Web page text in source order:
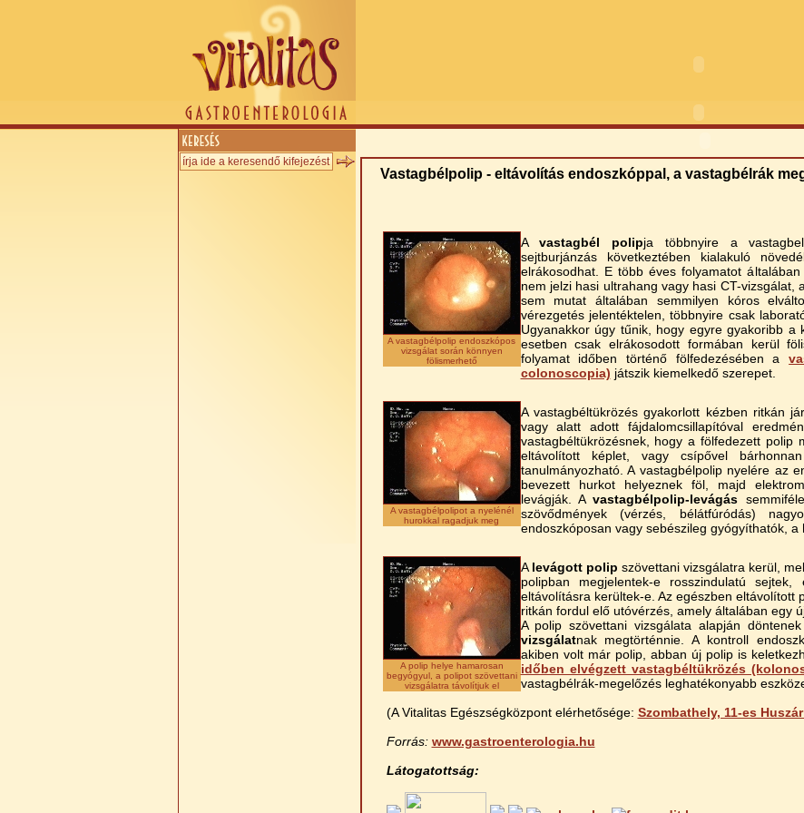
Vastagbélpolip - eltávolítás endoszkóppal, a vastagbélrák
A vastagbélpolip endoszkópos
vizsgálat során könnyen
fölismerhető
Avastagbél polipja többnyire a
sejtburjánzás következtében kialakuló
elrákosodhat. E több éves folyamatot
nem jelzi hasi ultrahang vagy hasi CT-vizsgálat,
sem mutat általában semmilyen kóros
vérezgetés jelentéktelen, többnyire csak
Ugyanakkor úgy tűnik, hogy egyre gyakoribb a
esetben csak elrákosodott formában kerül
folyamat időben történő fölfedezésében a
colonoscopia) játszik kiemelkedő szerepet.
A vastagbélpolipot a nyelénél
hurokkal ragadjuk meg
A vastagbéltükrözés gyakorlott kézben ritkán
vagy alatt adott fájdalomcsillapítóval
vastagbéltükrözésnek, hogy a fölfedezett polip
eltávolított képlet, vagy csípővel
tanulmányozható. A vastagbélpolip nyelére az
bevezett hurkot helyeznek föl, majd
levágják. Avastagbélpolip-levágás
szövődmények (vérzés, bélátfúródás)
endoszkóposan vagy sebészileg gyógyíthatók, a
A polip helye hamarosan
begyógyul, a polipot szövettani
vizsgálatra távolítjuk el
A levágott polip szövettani vizsgálatra kerül,
polipban megjelentek-e rosszindulatú
eltávolításra kerültek-e. Az egészben eltávolított
ritkán fordul elő utóvérzés, amely általában egy
A polip szövettani vizsgálata alapján
vizsgálatnak megtörténnie. A kontroll
akiben volt már polip, abban új polip is
időben elvégzett vastagbéltükrözés
vastagbélrák-megelőzés leghatékonyabb
(A Vitalitas Egészségközpont elérhetősége: Szombathely, 11-es
Forrás: www.gastroenterologia.hu
Látogatottság: